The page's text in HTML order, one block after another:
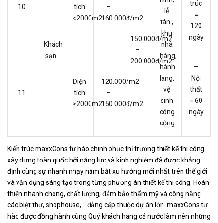
10
Khách
sạn
tích
<2000m2
–
160.000đ/m2
150.000đ/m2
–
200.000đ/m2
lễ
tân ,
khu
nhà
hàng,
hành
lang,
vệ
sinh
công
cộng
trúc
=
120
ngày
–
Nội
thất
= 60
ngày
11
Diện
tích
>2000m2
120.000/m2
–
150.000đ/m2
Kiến trúc maxxCons tự hào chinh phục thị trường thiết kế thi công
xây dựng toàn quốc bởi năng lực và kinh nghiệm đã được khẳng
định cùng sự nhanh nhạy nắm bắt xu hướng mới nhất trên thế giới
và vận dụng sáng tạo trong từng phương án thiết kế thi công. Hoàn
thiện nhanh chóng, chất lượng, đảm bảo thẩm mỹ và công năng
các biệt thự, shophouse,… đẳng cấp thuộc dự án lớn. maxxCons tự
hào được đồng hành cùng Quý khách hàng cả nước làm nên những